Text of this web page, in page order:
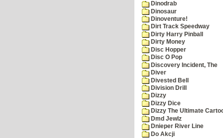
Dinodrab
Dinosaur
Dinoventure!
Dirt Track Speedway
Dirty Harry Pinball
Dirty Money
Disc Hopper
Disc O Pop
Discovery Incident, The
Diver
Divested Bell
Division Drill
Dizzy
Dizzy Dice
Dizzy The Ultimate
Dmd Jewlz
Dnieper River Line
Do Akcji